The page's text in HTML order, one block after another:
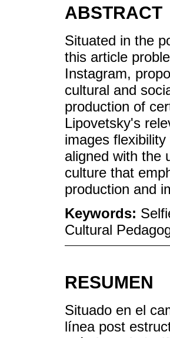
ABSTRACT
Situated in the
this article
Instagram,
cultural and
production of
Lipovetsky's
images
aligned with the
culture that
production and
Keywords:
Cultural
RESUMEN
Situado en el
línea post